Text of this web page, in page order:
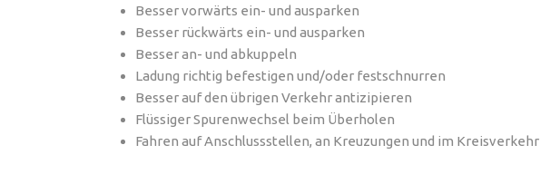
Besser vorwärts ein- und ausparken
Besser rückwärts ein- und ausparken
Besser an- und abkuppeln
Ladung richtig befestigen und/oder festschnurren
Besser auf den übrigen Verkehr antizipieren
Flüssiger Spurenwechsel beim Überholen
Fahren auf Anschlussstellen, an Kreuzungen und im Kreisverkehr